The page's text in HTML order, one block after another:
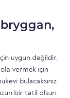
uygun değildir.
vermek için
bulacaksınız.
bir tatil olsun.